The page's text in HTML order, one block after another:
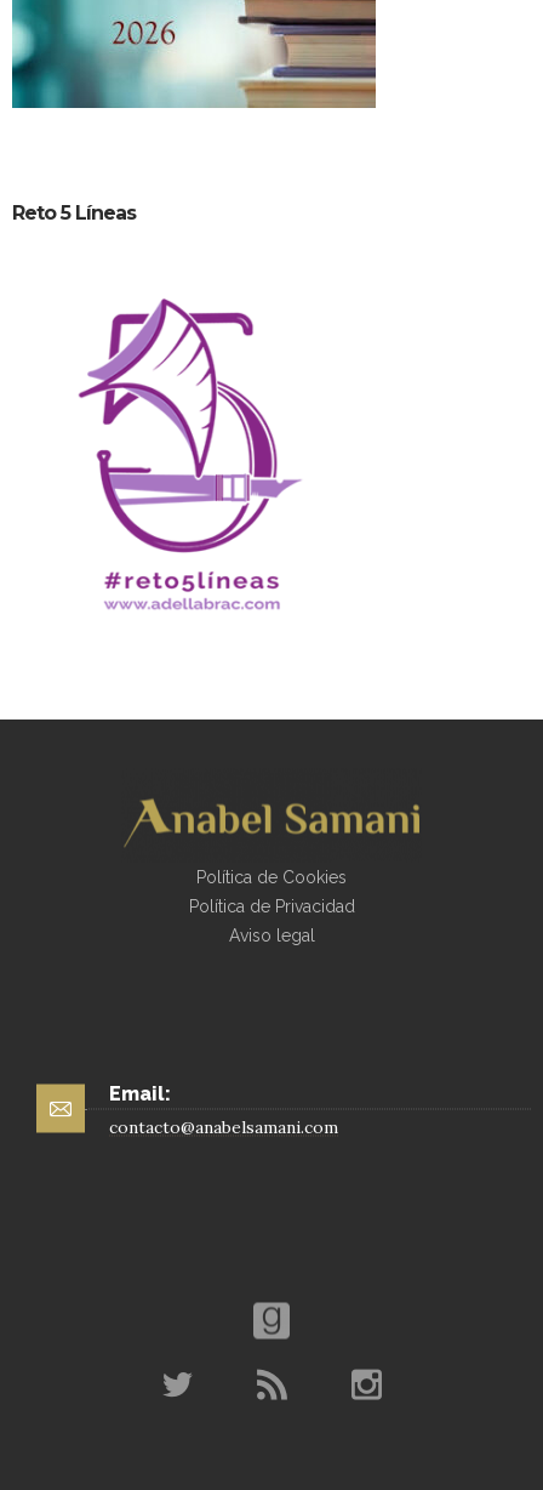
Reto 5 Líneas
Política de Cookies
Política de Privacidad
Aviso legal
Email:
contacto@anabelsamani.com